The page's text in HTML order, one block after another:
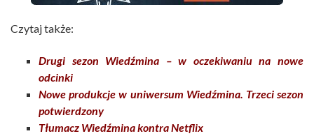
Czytaj także:
Drugi sezon Wiedźmina – w oczekiwaniu na nowe
odcinki
Nowe produkcje w uniwersum Wiedźmina. Trzeci sezon
potwierdzony
Tłumacz Wiedźmina kontra Netflix